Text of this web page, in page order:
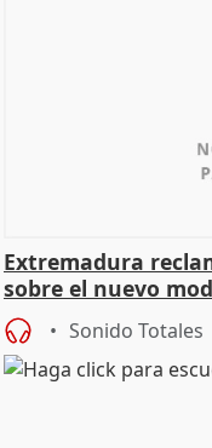
Extremadura
sobre el nuevo
Sonido Totales